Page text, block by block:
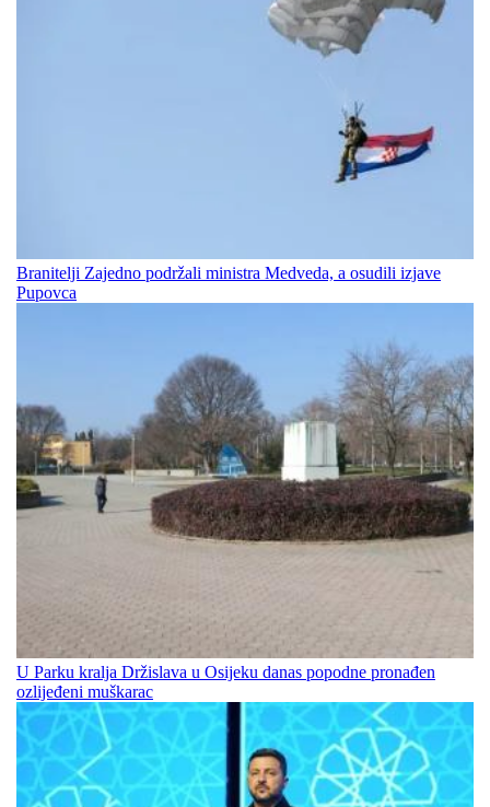
Branitelji Zajedno podržali ministra Medveda, a osudili izjave
Pupovca
U Parku kralja Držislava u Osijeku danas popodne pronađen
ozlijeđeni muškarac